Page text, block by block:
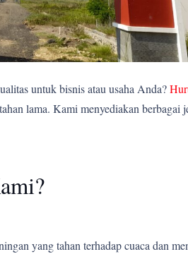
untuk bisnis atau usaha Anda?
lama. Kami menyediakan
yang tahan terhadap cuaca dan